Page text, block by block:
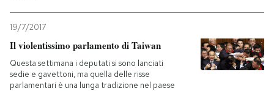
19/7/2017
Il violentissimo parlamento di Taiwan
Questa settimana i deputati si sono lanciati
sedie e gavettoni, ma quella delle risse
parlamentari è una lunga tradizione nel paese